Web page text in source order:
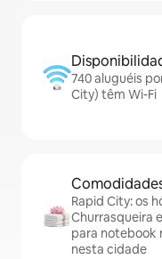
740 aluguéis
City) têm Wi-Fi
Rapid City: os
Churrasqueira
para notebook
nesta cidade